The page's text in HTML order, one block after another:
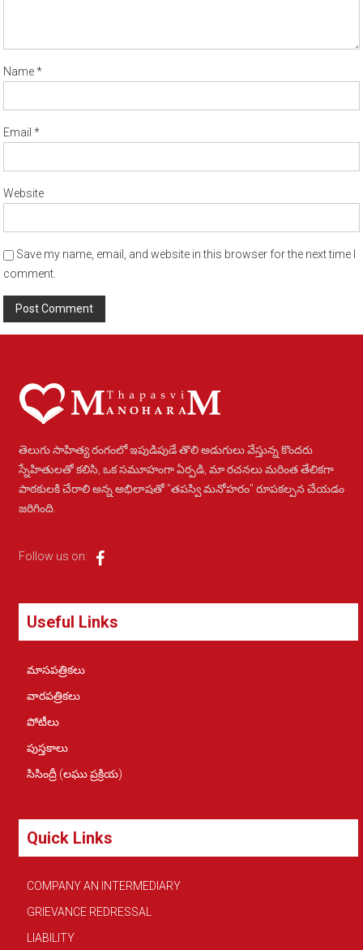
Name*
Email*
Website
Save my name, email, and website in this browser for the next time I
comment.
తెలుగు సాహిత్య రంగంలో ఇపుడిపుడే తొలి అడుగులు వేస్తున్న కొందరు
స్నేహితులతో కలిసి, ఒక సమూహంగా ఏర్పడి, మా రచనలు మరింత తేలికగా
పాఠకులకి చేరాలి అన్న అభిలాషతో "తపస్వి మనోహరం" రూపకల్పన చేయడం
జరిగింది.
Follow us on:
Useful Links
మాసపత్రికలు
వారపత్రికలు
పోటీలు
పుస్తకాలు
సిసింద్రీ (లఘు ప్రక్రియ)
Quick Links
COMPANY AN INTERMEDIARY
GRIEVANCE REDRESSAL
LIABILITY